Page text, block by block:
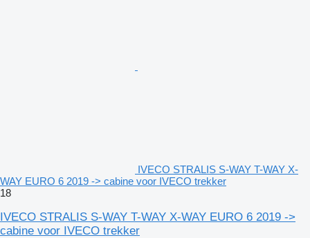
IVECO STRALIS S-WAY T-WAY X-
WAY EURO 6 2019 -> cabine voor IVECO trekker
18
IVECO STRALIS S-WAY T-WAY X-WAY EURO 6 2019 ->
cabine voor IVECO trekker